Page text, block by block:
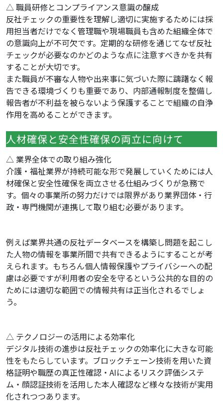
△ 職員研修とコンプライアンス意識の醸成
反社チェックの重要性を理解し適切に実施するためには採
用担当者だけでなく管理職や現場職員も含めた組織全体で
の意識向上が不可欠です。定期的な研修を通じてなぜ反社
チェックが必要なのかどのような点に注意すべきかを共有
することが大切です。
また職員が不審な人物や出来事に気づいた際に躊躇なく報
告できる環境づくりも重要であり、内部通報制度を整備し
報告者が不利益を被らないよう保護することで組織の自浄
作用を高めることができます。
人材確保と安全性確保の両立に向けて
△ 業界全体での取り組み強化
介護・福祉業界が持続可能な形で発展していくためには人
材確保と安全性確保を両立させる仕組みづくりが急務で
す。個々の事業所の努力だけでは限界があり業界団体・行
政・専門機関が連携して取り組む必要があります。
例えば業界共通の反社データベースを構築し問題を起こし
た人物の情報を事業所間で共有できるようにすることが考
えられます。もちろん個人情報保護やプライバシーへの配
慮は必要ですが利用者の安全を守るという公共的な目的の
ためには適切な範囲での情報共有は正当化されるでしょ
う。
△ テクノロジーの活用による効率化
デジタル技術の進歩は反社チェックの効率化に大きな可能
性をもたらしています。ブロックチェーン技術を用いた資
格証明や職歴の真正性確認・AIによるリスク評価システ
ム・顔認証技術を活用した本人確認など様々な技術が実用
化されつつあります。